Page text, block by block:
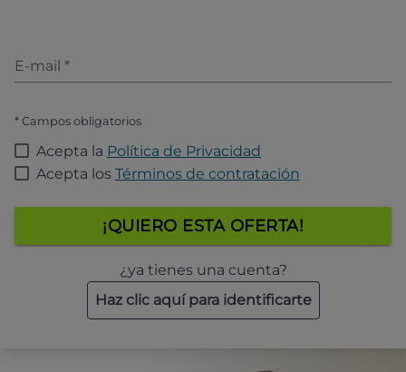
E-mail *
* Campos obligatorios
Acepta la Política de Privacidad
Acepta los Términos de contratación
¡QUIERO ESTA OFERTA!
¿ya tienes una cuenta?
Haz clic aquí para identificarte